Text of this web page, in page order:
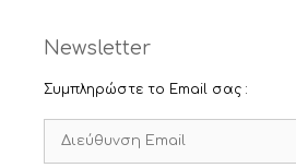
Newsletter
Συμπληρώστε το Email σας :